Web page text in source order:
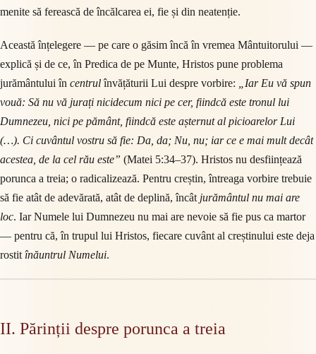
menite să ferească de încălcarea ei, fie și din neatenție.
Această înțelegere — pe care o găsim încă în vremea Mântuitorului —
explică și de ce, în Predica de pe Munte, Hristos pune problema
jurământului în centrulînvățăturii Lui despre vorbire: „Iar Eu vă spun
vouă: Să nu vă jurați nicidecum nici pe cer, fiindcă este tronul lui
Dumnezeu, nici pe pământ, fiindcă este așternut al picioarelor Lui
(…). Ci cuvântul vostru să fie: Da, da; Nu, nu; iar ce e mai mult decât
acestea, de la cel rău este” (Matei 5:34–37). Hristos nu desființează
porunca a treia; o radicalizează. Pentru creștin, întreaga vorbire trebuie
să fie atât de adevărată, atât de deplină, încât jurământul nu mai are
loc. Iar Numele lui Dumnezeu nu mai are nevoie să fie pus ca martor
— pentru că, în trupul lui Hristos, fiecare cuvânt al creștinului este deja
rostitînăuntrul Numelui.
II. Părinții despre porunca a treia